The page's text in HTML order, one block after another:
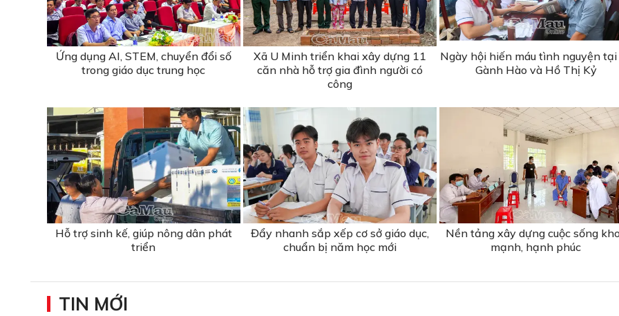
Ứng dụng AI, STEM, chuyển đổi số
trong giáo dục trung học
Xã U Minh triển khai xây dựng 11
căn nhà hỗ trợ gia đình người có
công
Ngày hội hiến máu tình nguyện tại
Gành Hào và Hồ Thị Kỷ
Hỗ trợ sinh kế, giúp nông dân phát
triển
Đẩy nhanh sắp xếp cơ sở giáo dục,
chuẩn bị năm học mới
Nền tảng xây dựng cuộc sống
mạnh, hạnh phúc
TIN MỚI